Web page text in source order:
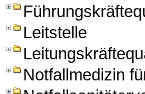
Leitstelle
Notfallmedizin